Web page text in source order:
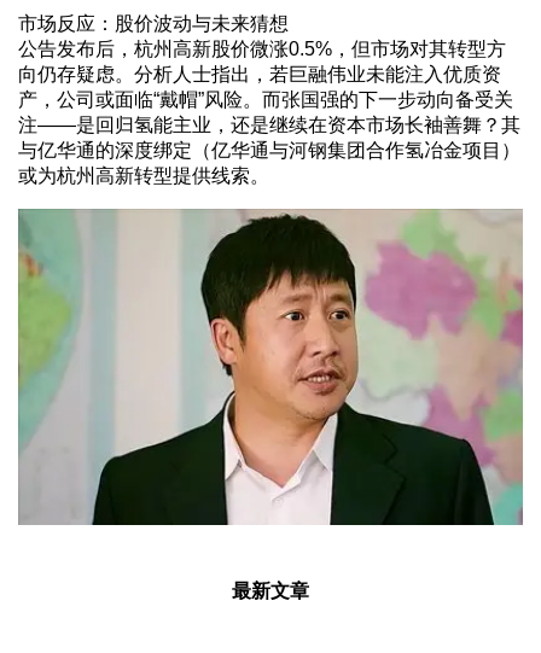
市场反应：股价波动与未来猜想
公告发布后，杭州高新股价微涨0.5%，但市场对其转型方
向仍存疑虑。分析人士指出，若巨融伟业未能注入优质资
产，公司或面临“戴帽”风险。而张国强的下一步动向备受关
注——是回归氢能主业，还是继续在资本市场长袖善舞？其
与亿华通的深度绑定（亿华通与河钢集团合作氢冶金项目）
或为杭州高新转型提供线索。
最新文章